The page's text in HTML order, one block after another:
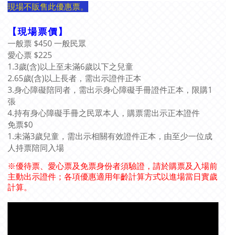
現場不販售此優惠票。
【現場票價】
一般票 $450 一般民眾
愛心票 $225
1.3歲(含)以上至未滿6歲以下之兒童
2.65歲(含)以上長者，需出示證件正本
3.身心障礙陪同者，需出示身心障礙手冊證件正本，限購1
張
4.持有身心障礙手冊之民眾本人，購票需出示正本證件
免票$0
1.未滿3歲兒童，需出示相關有效證件正本，由至少一位成
人持票陪同入場
※優待票、愛心票及免票身份者須驗證，請於購票及入場前
主動出示證件；各項優惠適用年齡計算方式以進場當日實歲
計算。